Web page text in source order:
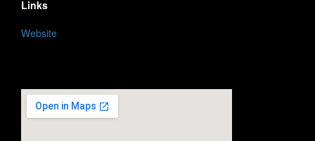
Links
Website